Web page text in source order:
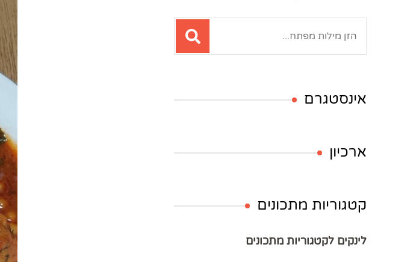
אינסטגרם
ארכיון
קטגוריות מתכונים
לינקים לקטגוריות מתכונים